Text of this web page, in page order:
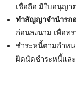
เชื่อถือ มีใบอนุญา
ทำสัญญาจำนำรถ
ก่อนลงนาม เพื่อท
ชำระหนี้ตามกำห
ผิดนัดชำระหนี้แล